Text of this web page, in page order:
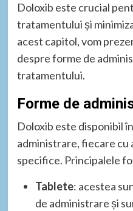
Doloxib este crucial
tratamentului și
acest capitol, vom
despre forme de
tratamentului.
Forme de
Doloxib este disponibil
administrare, fiecare cu
specifice. Principalele
Tablete: acestea
de administrare și